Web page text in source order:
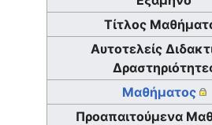
Τίτλος
Αυτοτελείς
Μαθήματος
Προαπαιτούμενα